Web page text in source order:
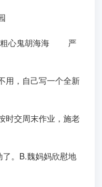
粗心鬼胡海海 严
不用，自己写一个全新
按时交周末作业，施老
了。B.魏妈妈欣慰地